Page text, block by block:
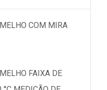
COM MIRA
FAIXA DE